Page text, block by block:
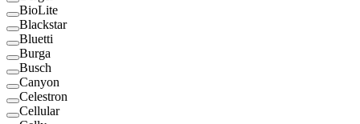
BioLite
Blackstar
Bluetti
Burga
Busch
Canyon
Celestron
Cellular